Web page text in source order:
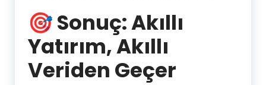
🎯 Sonuç: Akıllı
Yatırım, Akıllı
Veriden Geçer